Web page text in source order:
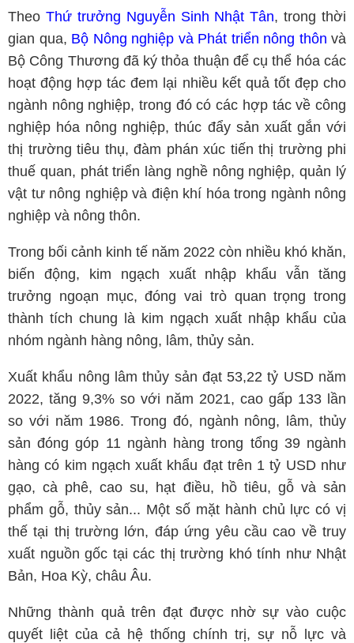
Theo Thứ trưởng Nguyễn Sinh Nhật Tân, trong thời
gian qua, Bộ Nông nghiệp và Phát triển nông thôn và
Bộ Công Thương đã ký thỏa thuận để cụ thể hóa các
hoạt động hợp tác đem lại nhiều kết quả tốt đẹp cho
ngành nông nghiệp, trong đó có các hợp tác về công
nghiệp hóa nông nghiệp, thúc đẩy sản xuất gắn với
thị trường tiêu thụ, đàm phán xúc tiến thị trường phi
thuế quan, phát triển làng nghề nông nghiệp, quản lý
vật tư nông nghiệp và điện khí hóa trong ngành nông
nghiệp và nông thôn.
Trong bối cảnh kinh tế năm 2022 còn nhiều khó khăn,
biến động, kim ngạch xuất nhập khẩu vẫn tăng
trưởng ngoạn mục, đóng vai trò quan trọng trong
thành tích chung là kim ngạch xuất nhập khẩu của
nhóm ngành hàng nông, lâm, thủy sản.
Xuất khẩu nông lâm thủy sản đạt 53,22 tỷ USD năm
2022, tăng 9,3% so với năm 2021, cao gấp 133 lần
so với năm 1986. Trong đó, ngành nông, lâm, thủy
sản đóng góp 11 ngành hàng trong tổng 39 ngành
hàng có kim ngạch xuất khẩu đạt trên 1 tỷ USD như
gạo, cà phê, cao su, hạt điều, hồ tiêu, gỗ và sản
phẩm gỗ, thủy sản... Một số mặt hành chủ lực có vị
thế tại thị trường lớn, đáp ứng yêu cầu cao về truy
xuất nguồn gốc tại các thị trường khó tính như Nhật
Bản, Hoa Kỳ, châu Âu.
Những thành quả trên đạt được nhờ sự vào cuộc
quyết liệt của cả hệ thống chính trị, sự nỗ lực và